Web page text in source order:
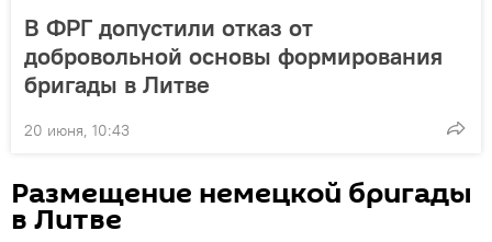
В ФРГ допустили отказ от
добровольной основы формирования
бригады в Литве
20 июня, 10:43
Размещение немецкой бригады
в Литве